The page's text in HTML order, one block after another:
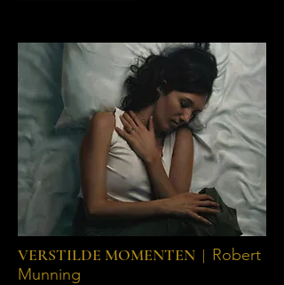
VERSTILDE MOMENTEN | Robert
Munning